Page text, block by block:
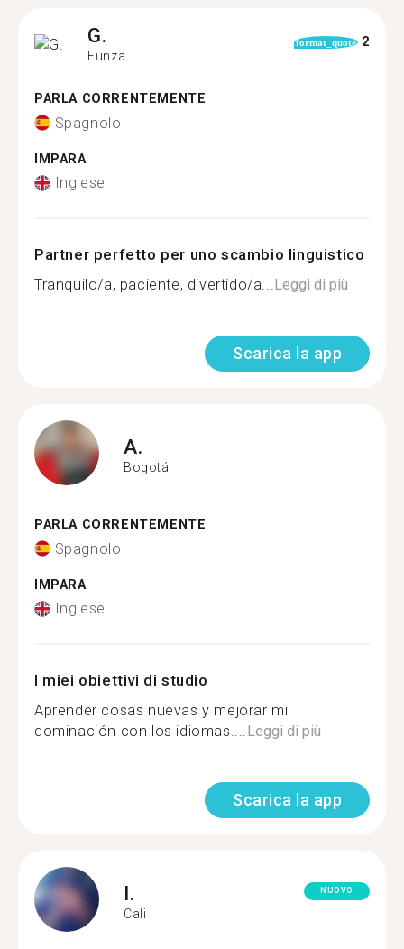
G.
Funza
format_quote 2
PARLA CORRENTEMENTE
Spagnolo
IMPARA
Inglese
Partner perfetto per uno scambio linguistico
Tranquilo/a, paciente, divertido/a...Leggi di più
Scarica la app
A.
Bogotá
PARLA CORRENTEMENTE
Spagnolo
IMPARA
Inglese
I miei obiettivi di studio
Aprender cosas nuevas y mejorar mi
dominación con los idiomas....Leggi di più
Scarica la app
I.
Cali
NUOVO